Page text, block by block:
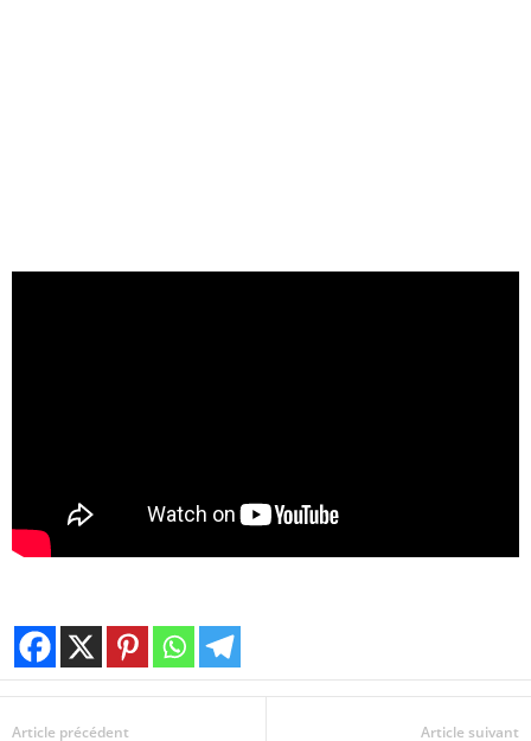
Article précédent Article suivant